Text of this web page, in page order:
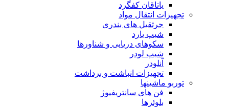
ياتاقان كفگرد
تجهیزات انتقال مواد
جرثقیل های بندری
شیپ یارد
سکوهای دریایی و شناورها
شیپ لودر
آنلودر
تجهیزات انباشت و برداشت
توربو ماشینها
فن های سانتریفیوژ
بلوئرها